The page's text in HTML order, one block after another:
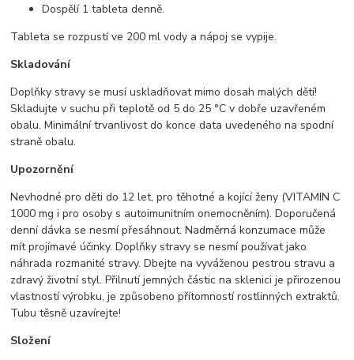
Dospělí 1 tableta denně.
Tableta se rozpustí ve 200 ml vody a nápoj se vypije.
Skladování
Doplňky stravy se musí uskladňovat mimo dosah malých dětí!
Skladujte v suchu při teplotě od 5 do 25 °C v dobře uzavřeném
obalu. Minimální trvanlivost do konce data uvedeného na spodní
straně obalu.
Upozornění
Nevhodné pro děti do 12 let, pro těhotné a kojící ženy (VITAMIN C
1000 mg i pro osoby s autoimunitním onemocněním). Doporučená
denní dávka se nesmí přesáhnout. Nadměrná konzumace může
mít projímavé účinky. Doplňky stravy se nesmí používat jako
náhrada rozmanité stravy. Dbejte na vyváženou pestrou stravu a
zdravý životní styl. Přilnutí jemných částic na sklenici je přirozenou
vlastností výrobku, je způsobeno přítomností rostlinných extraktů.
Tubu těsně uzavírejte!
Složení